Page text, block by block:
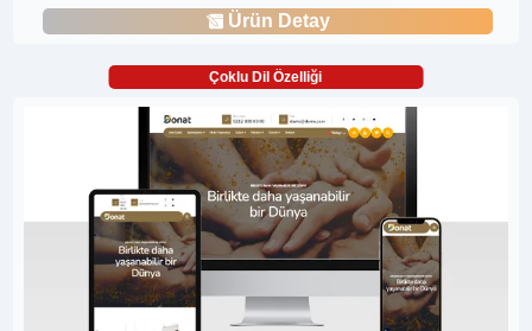
Ürün Detay
Çoklu Dil Özelliği